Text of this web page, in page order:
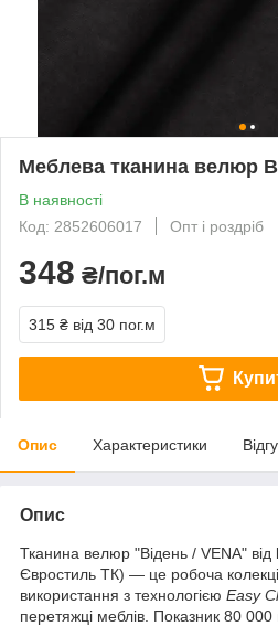
Меблева тканина велюр
В наявності
Код: 2852606017
Опт і роздріб
348 ₴/пог.м
315 ₴ від 30 пог.м
Опис Характеристики
Опис
Тканина велюр "Відень / VENA" від
Євростиль ТК) — це робоча
використання з технологією Easy
перетяжці меблів. Показник 80 000